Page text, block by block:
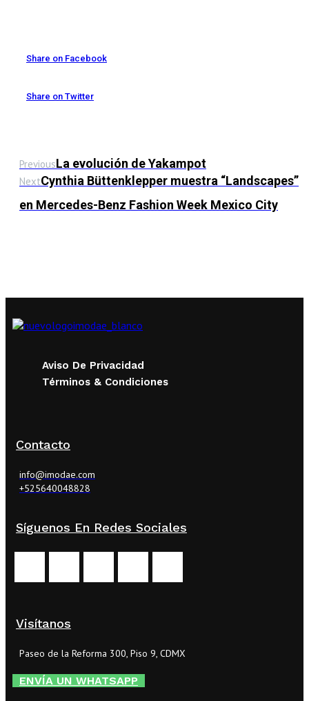
Share on Facebook
Share on Twitter
PreviousLa evolución de Yakampot
NextCynthia Büttenklepper muestra “Landscapes”
en Mercedes-Benz Fashion Week Mexico City
Aviso De Privacidad
Términos & Condiciones
Contacto
info@imodae.com
+525640048828
Síguenos En Redes Sociales
Visítanos
Paseo de la Reforma 300, Piso 9, CDMX
ENVÍA UN WHATSAPP